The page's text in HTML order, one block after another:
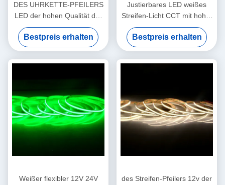
DES UHRKETTE-PFEILERS
LED der hohen Qualität der
Stelle freie flexible 528 led/m
8W ultra schmale 5
Millimeter 90Ra Streifen
Bestpreis erhalten
Justierbares LED weißes
Streifen-Licht CCT mit hoher
Dichte, färben optionalen
Flip-Chip Extremely Flexible-
PFEILER LED Streifen
Bestpreis erhalten
Weißer flexibler 12V 24V
des Streifen-Pfeilers 12v der